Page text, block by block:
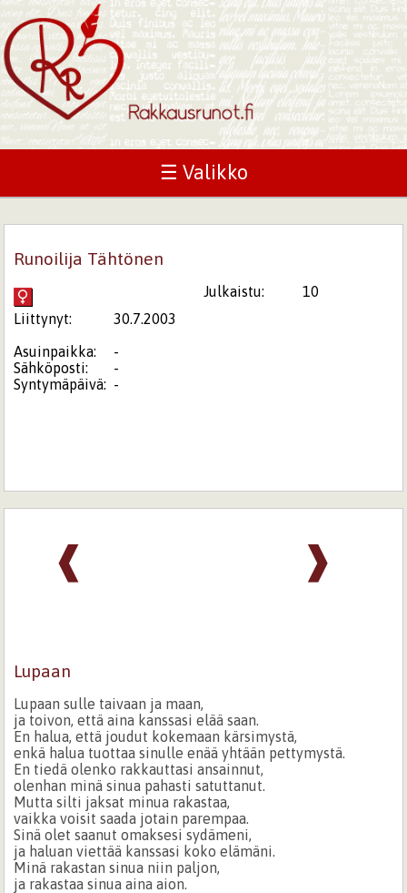
☰ Valikko
Runoilija Tähtönen
Julkaistu:
10
Liittynyt:
30.7.2003
Asuinpaikka:
-
Sähköposti:
-
Syntymäpäivä: -
❱
❰
Lupaan
Lupaan sulle taivaan ja maan,
ja toivon, että aina kanssasi elää saan.
En halua, että joudut kokemaan kärsimystä,
enkä halua tuottaa sinulle enää yhtään pettymystä.
En tiedä olenko rakkauttasi ansainnut,
olenhan minä sinua pahasti satuttanut.
Mutta silti jaksat minua rakastaa,
vaikka voisit saada jotain parempaa.
Sinä olet saanut omaksesi sydämeni,
ja haluan viettää kanssasi koko elämäni.
Minä rakastan sinua niin paljon,
ja rakastaa sinua aina aion.